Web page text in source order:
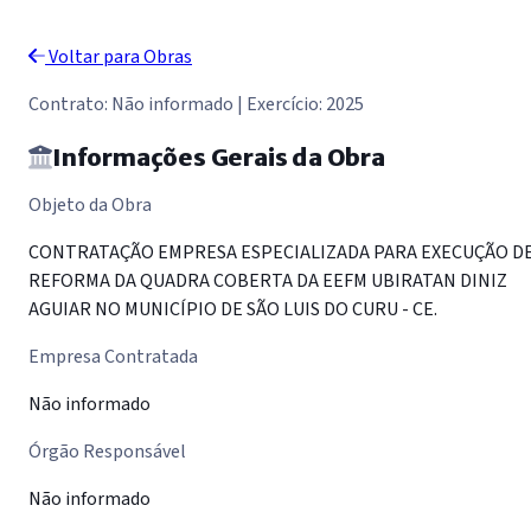
Voltar para Obras
Contrato: Não informado | Exercício: 2025
Informações Gerais da Obra
Objeto da Obra
CONTRATAÇÃO EMPRESA ESPECIALIZADA PARA EXECUÇÃO
REFORMA DA QUADRA COBERTA DA EEFM UBIRATAN DINIZ
AGUIAR NO MUNICÍPIO DE SÃO LUIS DO CURU - CE.
Empresa Contratada
Não informado
Órgão Responsável
Não informado